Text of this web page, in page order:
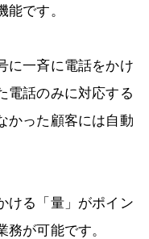
です。
に一斉に電話をかけ
電話のみに対応する
かった顧客には自動
ける「量」がポイン
務が可能です。